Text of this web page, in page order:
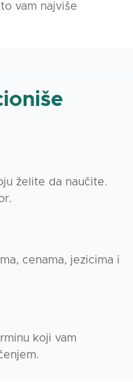
vam najviše
želite da naučite.
cenama, jezicima i
koji vam